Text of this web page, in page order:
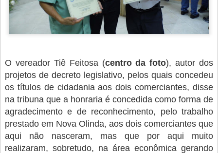
O vereador Tiê Feitosa (centro da foto), autor dos
projetos de decreto legislativo, pelos quais concedeu
os títulos de cidadania aos dois comerciantes, disse
na tribuna que a honraria é concedida como forma de
agradecimento e de reconhecimento, pelo trabalho
prestado em Nova Olinda, aos dois comerciantes que
aqui não nasceram, mas que por aqui muito
realizaram, sobretudo, na área econômica gerando